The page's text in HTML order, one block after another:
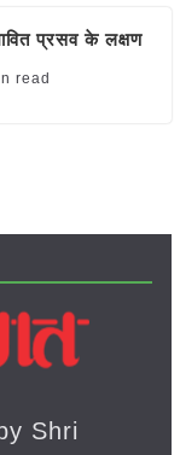
प्रसव के लक्षण
read
Shri